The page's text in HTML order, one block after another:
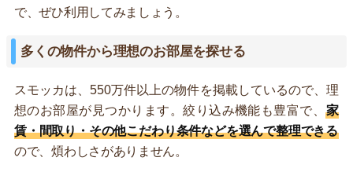
で、ぜひ利用してみましょう。
多くの物件から理想のお部屋を探せる
スモッカは、550万件以上の物件を掲載しているので、理
想のお部屋が見つかります。絞り込み機能も豊富で、家
賃・間取り・その他こだわり条件などを選んで整理できる
ので、煩わしさがありません。